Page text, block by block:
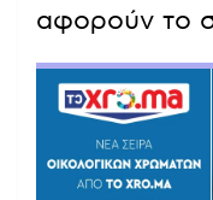
αφορούν το